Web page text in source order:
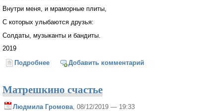
Внутри меня, и мраморные плиты,
С которых улыбаются друзья:
Солдаты, музыканты и бандиты.
2019
Подробнее о ПамятьДобавить комментарий
Матрешкино счастье
Людмила Громова , 08/12/2019 — 19:33